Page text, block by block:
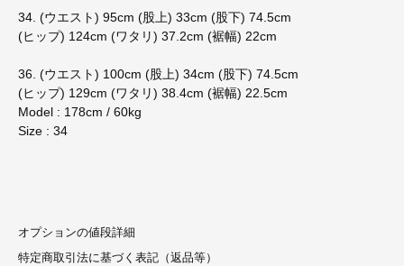
34. (ウエスト) 95cm (股上) 33cm (股下) 74.5cm
(ヒップ) 124cm (ワタリ) 37.2cm (裾幅) 22cm
36. (ウエスト) 100cm (股上) 34cm (股下) 74.5cm
(ヒップ) 129cm (ワタリ) 38.4cm (裾幅) 22.5cm
Model : 178cm / 60kg
Size : 34
オプションの値段詳細
特定商取引法に基づく表記（返品等）